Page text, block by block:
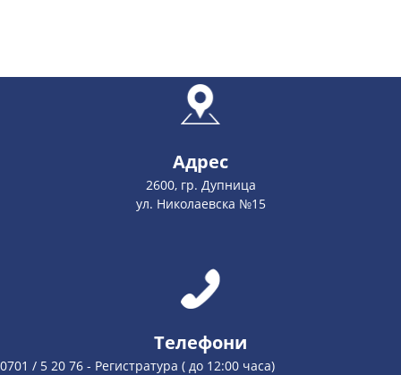
Адрес
2600, гр. Дупница
ул. Николаевска №15
Телефони
0701 / 5 20 76 - Регистратура ( до 12:00 часа)